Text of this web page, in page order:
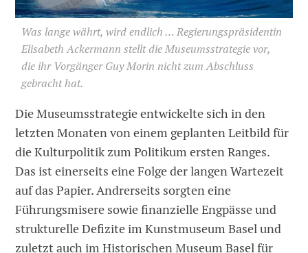
Was lange währt, wird endlich … Regierungspräsidentin
Elisabeth Ackermann stellt die Museumsstrategie vor,
die ihr Vorgänger Guy Morin nicht zum Abschluss
gebracht hat.
Die Museumsstrategie entwickelte sich in den
letzten Monaten von einem geplanten Leitbild für
die Kulturpolitik zum Politikum ersten Ranges.
Das ist einerseits eine Folge der langen Wartezeit
auf das Papier. Andrerseits sorgten eine
Führungsmisere sowie finanzielle Engpässe und
strukturelle Defizite im Kunstmuseum Basel und
zuletzt auch im Historischen Museum Basel für